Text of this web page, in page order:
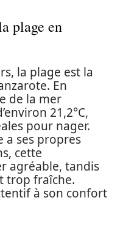
plage en
la plage est la
En
de la mer
21,2°C,
pour nager.
a ses propres
cette
agréable, tandis
trop fraîche.
à son confort